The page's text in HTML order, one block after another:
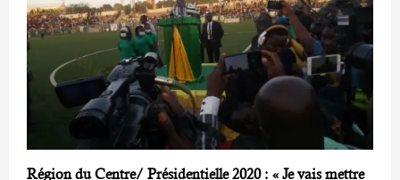
Région du Centre/ Présidentielle 2020 : « Je vais mettre